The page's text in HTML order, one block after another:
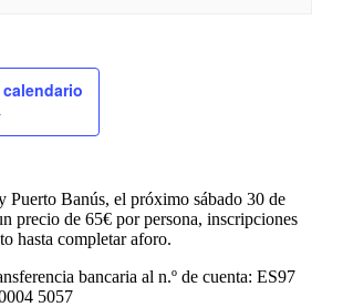
Puerto Banús, el próximo sábado 30 de
precio de 65€ por persona, inscripciones
hasta completar aforo.
bancaria al n.º de cuenta: ES97
5057